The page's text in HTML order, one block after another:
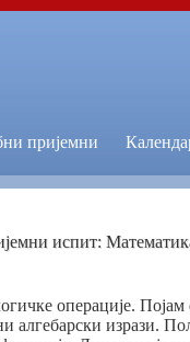
пријемни
испит:
операције. Појам
алгебарски изрази.